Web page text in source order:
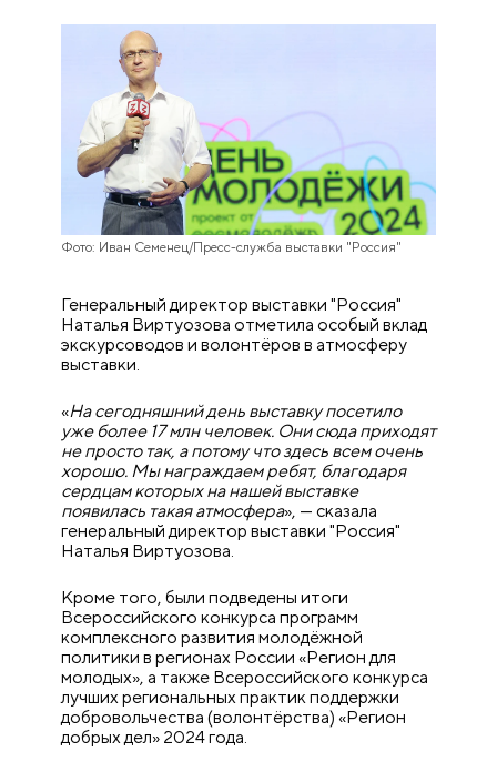
Фото: Иван Семенец/Пресс-служба выставки "Россия"
Генеральный директор выставки "Россия"
Наталья Виртуозова отметила особый вклад
экскурсоводов и волонтёров в атмосферу
выставки.
«На сегодняшний день выставку посетило
уже более 17 млн человек. Они сюда приходят
не просто так, а потому что здесь всем очень
хорошо. Мы награждаем ребят, благодаря
сердцам которых на нашей выставке
появилась такая атмосфера», — сказала
генеральный директор выставки "Россия"
Наталья Виртуозова.
Кроме того, были подведены итоги
Всероссийского конкурса программ
комплексного развития молодёжной
политики в регионах России «Регион для
молодых», а также Всероссийского конкурса
лучших региональных практик поддержки
добровольчества (волонтёрства) «Регион
добрых дел» 2024 года.